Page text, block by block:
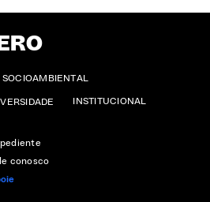
SOCIOAMBIENTAL
INSTITUCIONAL
conosco